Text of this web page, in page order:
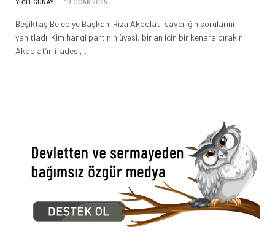
YIĞIT GÜNAY 19 OCAK 2025
Beşiktaş Belediye Başkanı Rıza Akpolat, savcılığın sorularını
yanıtladı. Kim hangi partinin üyesi, bir an için bir kenara bırakın.
Akpolat’ın ifadesi,…